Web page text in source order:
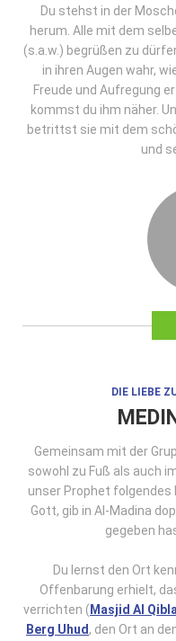
Du stehst in der
herum. Alle mit dem
(s.a.w.) begrüßen zu
in ihren Augen wahr,
Freude und Aufregung
kommst du ihm näher.
betrittst sie mit dem
und
DIE LIEBE
Gemeinsam mit der
sowohl zu Fuß als auch
unser Prophet folgendes
Gott, gib in Al-Madina
gegeben
Du lernst den Ort
Offenbarung erhielt,
verrichten ( Masjid Al
Berg Uhud, den Ort an